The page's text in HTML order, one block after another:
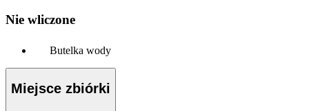
Nie wliczone
Butelka wody
Miejsce zbiórki